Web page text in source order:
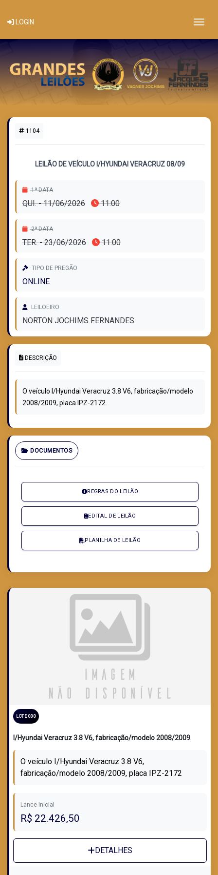
LOGIN
1104
LEILÃO DE VEÍCULO I/HYUNDAI VERACRUZ 08/09
1ª DATA
QUI. - 11/06/2026 11:00
2ª DATA
TER. - 23/06/2026 11:00
TIPO DE PREGÃO
ONLINE
LEILOEIRO
NORTON JOCHIMS FERNANDES
DESCRIÇÃO
O veículo I/Hyundai Veracruz 3.8 V6, fabricação/modelo
2008/2009, placa IPZ-2172
DOCUMENTOS
REGRAS DO LEILÃO
EDITAL DE LEILÃO
PLANILHA DE LEILÃO
LOTE 000
I/Hyundai Veracruz 3.8 V6, fabricação/modelo 2008/2009
O veículo I/Hyundai Veracruz 3.8 V6,
fabricação/modelo 2008/2009, placa IPZ-2172
Lance Inicial
R$ 22.426,50
DETALHES